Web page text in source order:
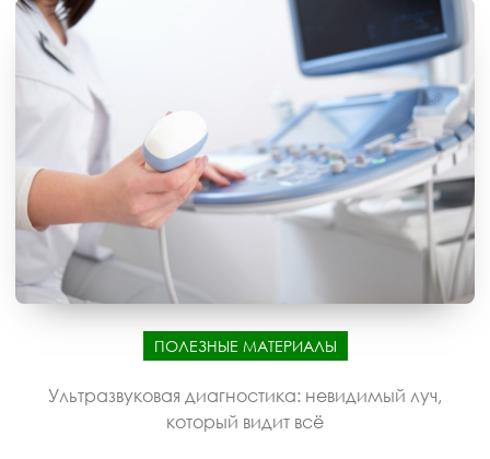
ПОЛЕЗНЫЕ МАТЕРИАЛЫ
Ультразвуковая диагностика: невидимый луч,
который видит всё